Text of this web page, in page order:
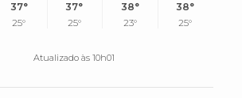
37°
25°
37°
25°
38°
23°
38°
25°
Atualizado às 10h01